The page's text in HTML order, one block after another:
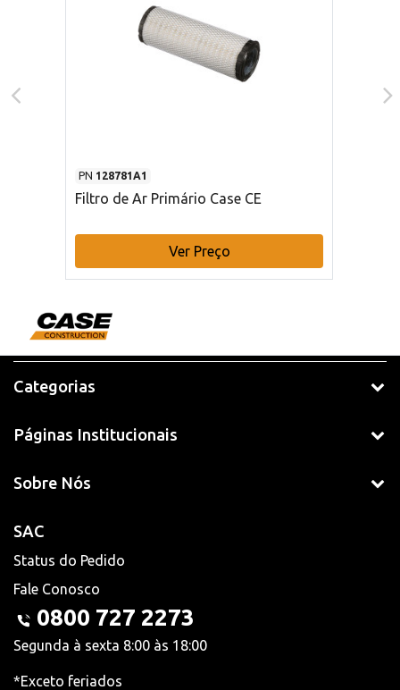
PN 128781A1
Filtro de Ar Primário Case CE
Ver Preço
Categorias
Páginas Institucionais
Sobre Nós
SAC
Status do Pedido
Fale Conosco
0800 727 2273
Segunda à sexta 8:00 às 18:00
*Exceto feriados